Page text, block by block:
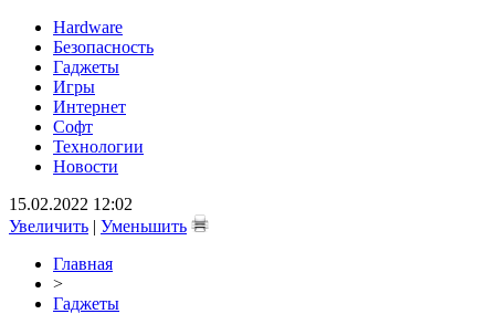
Hardware
Безопасность
Гаджеты
Игры
Интернет
Софт
Технологии
Новости
15.02.2022 12:02
Увеличить | Уменьшить
Главная
>
Гаджеты